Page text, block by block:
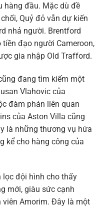
hàng đầu. Mặc dù đề
Quỷ đỏ vẫn dự kiến
nhả người. Brentford
đạo người Cameroon,
gia nhập Old Trafford.
đang tìm kiếm một
Vlahovic của
đàm phán liên quan
của Aston Villa cũng
là những thương vụ hứa
kể cho hàng công của
lọc đội hình cho thấy
mới, giàu sức cạnh
viên Amorim. Đây là một